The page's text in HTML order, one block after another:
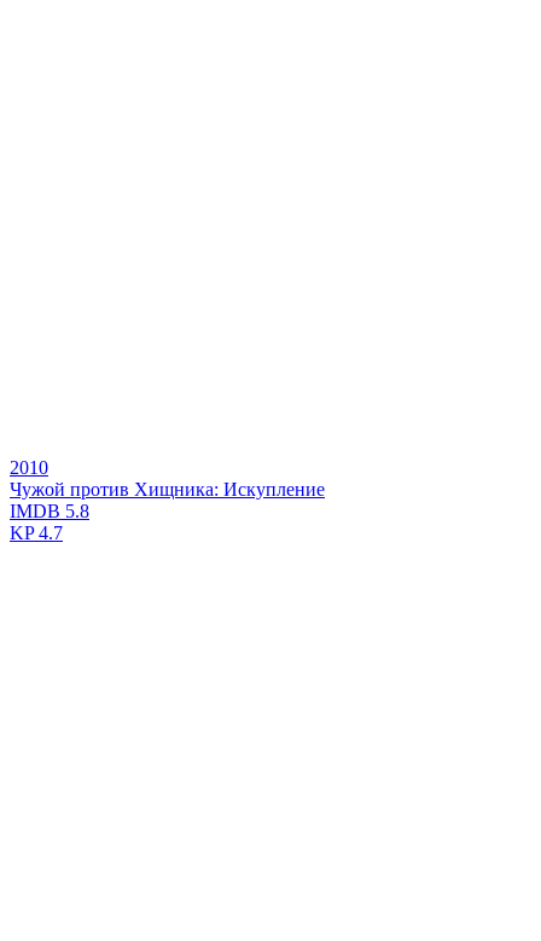
2010
Чужой против Хищника: Искупление
IMDB 5.8
KP4.7